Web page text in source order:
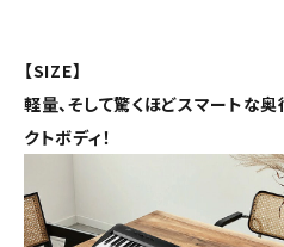
【SIZE】
軽量、そして驚くほどスマートな
クトボディ！